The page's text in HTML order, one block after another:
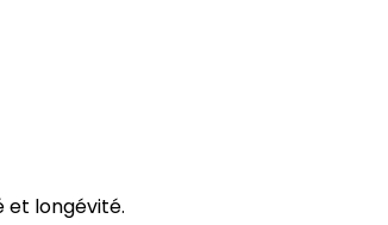
et longévité.